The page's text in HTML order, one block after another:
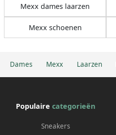
Dames Mexx Laarzen
Mexx dames laarzen
Mexx schoenen
Populaire categorieën
Sneakers